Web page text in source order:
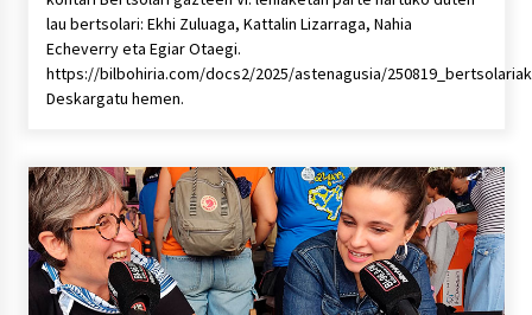
lau bertsolari: Ekhi Zuluaga, Kattalin Lizarraga, Nahia
Echeverry eta Egiar Otaegi.
https://bilbohiria.com/docs2/2025/astenagusia/
Deskargatu hemen.